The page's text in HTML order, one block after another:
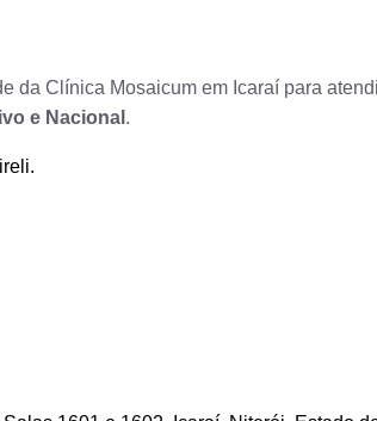
da Clínica Mosaicum em Icaraí para
e Nacional .